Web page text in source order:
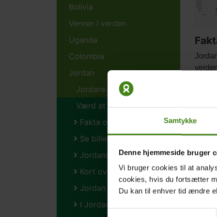
Samtykke
Denne hjemmeside bruger
Vi bruger cookies til at
cookies, hvis du fortsætter
Du kan til enhver tid ændre
Body
picture
Body
Se et
Bolivia
Venner i verden
Uganda
Colombia
Jordan
Jordans børn
Værd at vide om Jordan
Fakta og tal om Jordan
Se billeder fra Jordan
Jordans flag
Kort over Jordan
Jordan og verdensmålene
I Jordan taler de arabisk